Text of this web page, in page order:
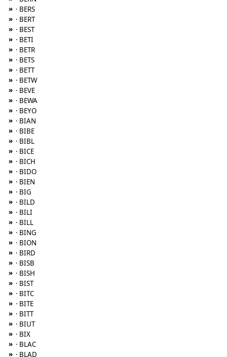
» · BERS
» · BERT
» · BEST
» · BETI
» · BETR
» · BETS
» · BETT
» · BETW
» · BEVE
» · BEWA
» · BEYO
» · BIAN
» · BIBE
» · BIBL
» · BICE
» · BICH
» · BIDO
» · BIEN
» · BIG
» · BILD
» · BILI
» · BILL
» · BING
» · BION
» · BIRD
» · BISB
» · BISH
» · BIST
» · BITC
» · BITE
» · BITT
» · BIUT
» · BIX
» · BLAC
» · BLAD